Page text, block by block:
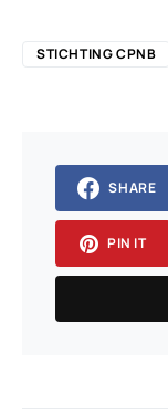
STICHTING CPNB
SHARE
PIN IT